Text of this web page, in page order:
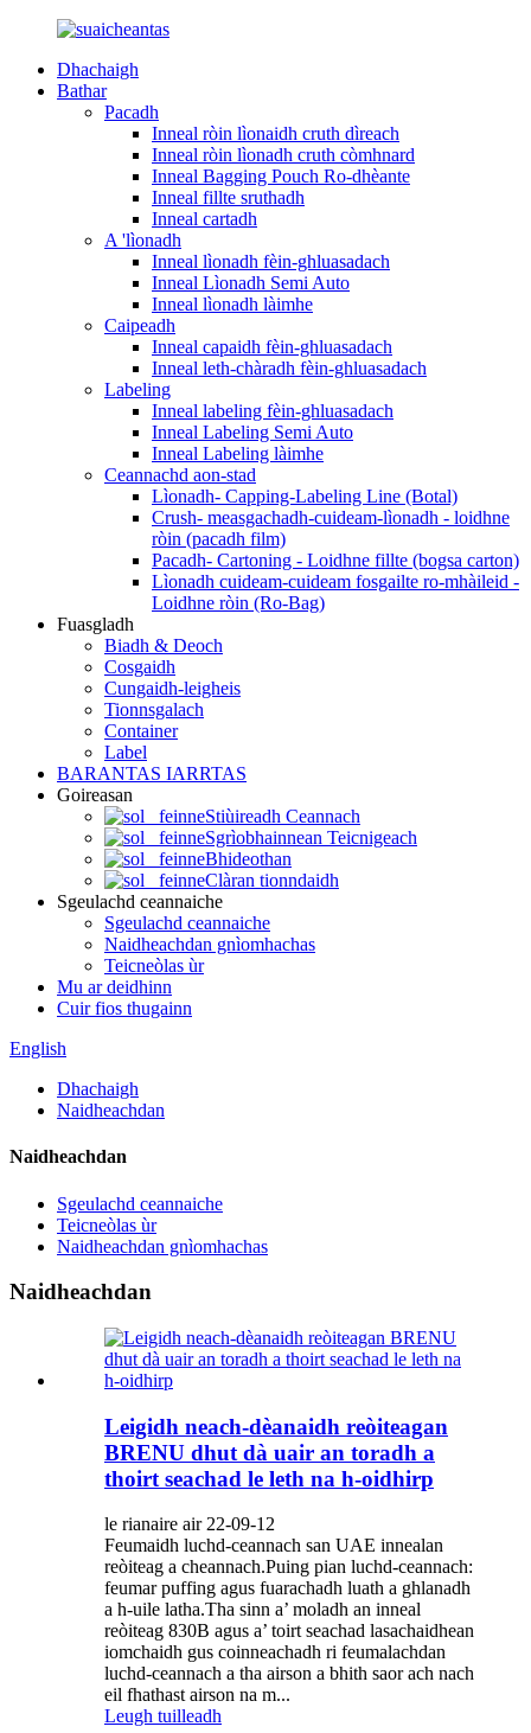
Dhachaigh
Bathar
Pacadh
Inneal ròin lìonaidh cruth dìreach
Inneal ròin lìonadh cruth còmhnard
Inneal Bagging Pouch Ro-dhèante
Inneal fillte sruthadh
Inneal cartadh
A 'lìonadh
Inneal lìonadh fèin-ghluasadach
Inneal Lìonadh Semi Auto
Inneal lìonadh làimhe
Caipeadh
Inneal capaidh fèin-ghluasadach
Inneal leth-chàradh fèin-ghluasadach
Labeling
Inneal labeling fèin-ghluasadach
Inneal Labeling Semi Auto
Inneal Labeling làimhe
Ceannachd aon-stad
Lìonadh- Capping-Labeling Line (Botal)
Crush- measgachadh-cuideam-lìonadh - loidhne
ròin (pacadh film)
Pacadh- Cartoning - Loidhne fillte (bogsa carton)
Lìonadh cuideam-cuideam fosgailte ro-mhàileid -
Loidhne ròin (Ro-Bag)
Fuasgladh
Biadh & Deoch
Cosgaidh
Cungaidh-leigheis
Tionnsgalach
Container
Label
BARANTAS IARRTAS
Goireasan
Stiùireadh Ceannach
Sgrìobhainnean Teicnigeach
Bhideothan
Clàran tionndaidh
Sgeulachd ceannaiche
Sgeulachd ceannaiche
Naidheachdan gnìomhachas
Teicneòlas ùr
Mu ar deidhinn
Cuir fios thugainn
English
Dhachaigh
Naidheachdan
Naidheachdan
Sgeulachd ceannaiche
Teicneòlas ùr
Naidheachdan gnìomhachas
Naidheachdan
Leigidh neach-dèanaidh reòiteagan
BRENU dhut dà uair an toradh a
thoirt seachad le leth na h-oidhirp
le rianaire air 22-09-12
Feumaidh luchd-ceannach san UAE innealan
reòiteag a cheannach.Puing pian luchd-ceannach:
feumar puffing agus fuarachadh luath a ghlanadh
a h-uile latha.Tha sinn a’ moladh an inneal
reòiteag 830B agus a’ toirt seachad lasachaidhean
iomchaidh gus coinneachadh ri feumalachdan
luchd-ceannach a tha airson a bhith saor ach nach
eil fhathast airson na m...
Leugh tuilleadh